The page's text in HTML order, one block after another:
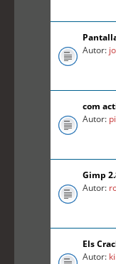
Autor:
com
Autor:
Gimp
Autor:
Els
Autor: